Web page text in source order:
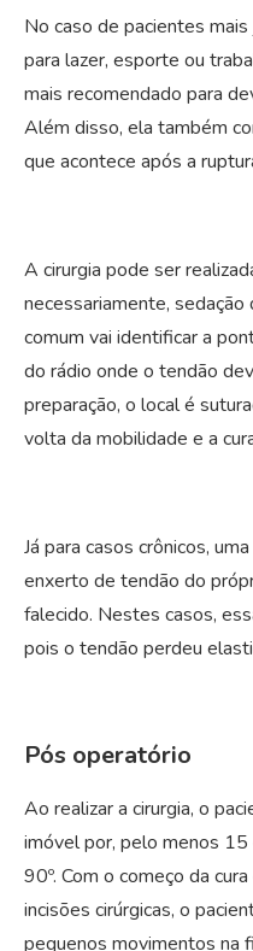
No caso de pacientes
para lazer, esporte ou
mais recomendado para
Além disso, ela também
que acontece após a
A cirurgia pode ser
necessariamente,
comum vai identificar a
do rádio onde o tendão
preparação, o local é
volta da mobilidade e a
Já para casos crônicos,
enxerto de tendão do
falecido. Nestes casos,
pois o tendão perdeu
Pós operatório
Ao realizar a cirurgia, o
imóvel por, pelo menos
90º. Com o começo da
incisões cirúrgicas, o
pequenos movimentos na